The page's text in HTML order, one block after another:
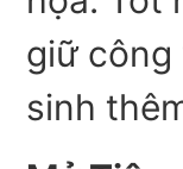
giữ công
sinh